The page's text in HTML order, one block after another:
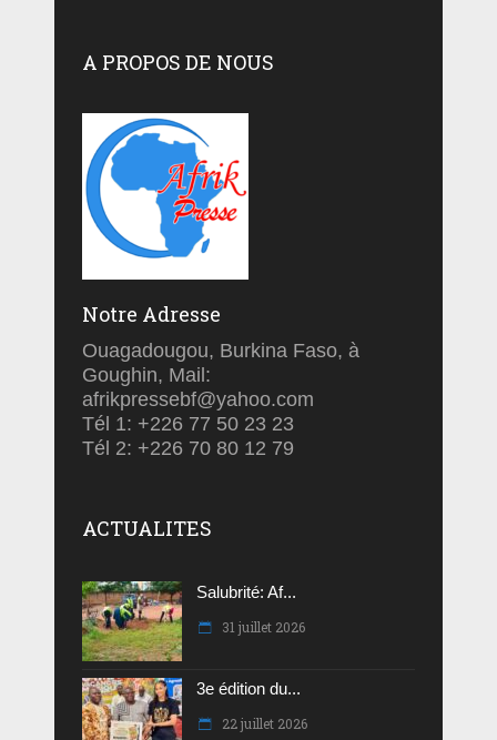
A PROPOS DE NOUS
Notre Adresse
Ouagadougou, Burkina Faso, à
Goughin, Mail:
afrikpressebf@yahoo.com
Tél 1: +226 77 50 23 23
Tél 2: +226 70 80 12 79
ACTUALITES
Salubrité: Af...
31 juillet 2026
3e édition du...
22 juillet 2026